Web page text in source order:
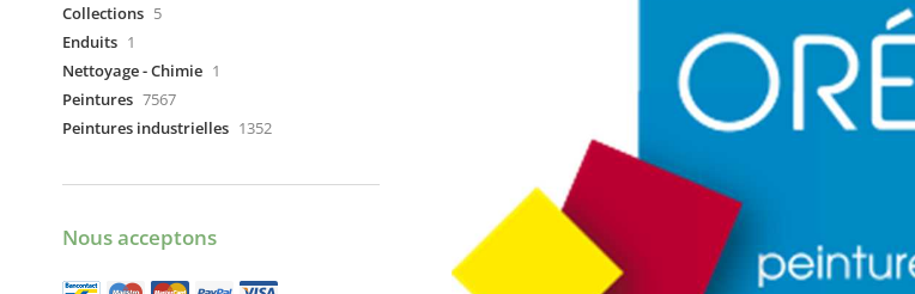
Collections 5
Enduits 1
Nettoyage - Chimie 1
Peintures 7567
Peintures industrielles 1352
Nous acceptons